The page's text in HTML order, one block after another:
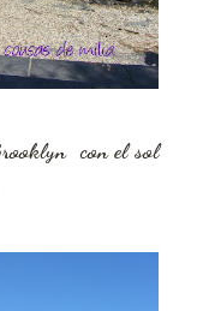
con el sol